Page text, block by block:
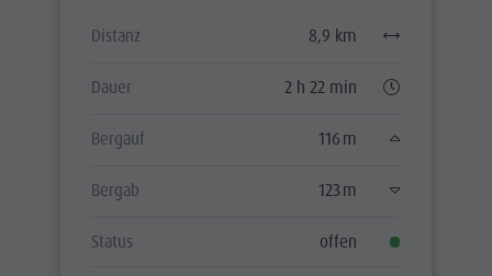
Distanz 8,9 km
Dauer 2 h 22 min
Bergauf 116 m
Bergab 123 m
Status offen